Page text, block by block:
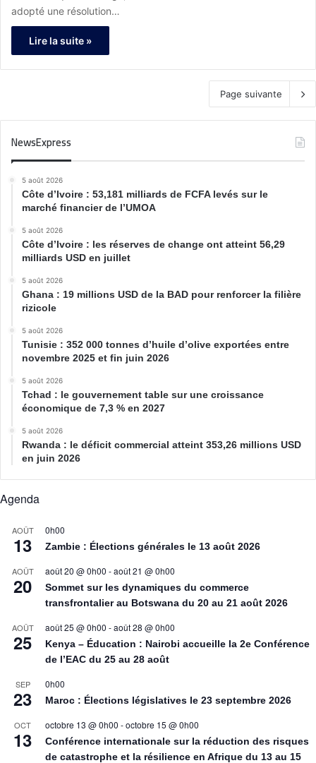
adopté une résolution…
Lire la suite »
Page suivante
NewsExpress
5 août 2026
Côte d’Ivoire : 53,181 milliards de FCFA levés sur le
marché financier de l’UMOA
5 août 2026
Côte d’Ivoire : les réserves de change ont atteint 56,29
milliards USD en juillet
5 août 2026
Ghana : 19 millions USD de la BAD pour renforcer la filière
rizicole
5 août 2026
Tunisie : 352 000 tonnes d’huile d’olive exportées entre
novembre 2025 et fin juin 2026
5 août 2026
Tchad : le gouvernement table sur une croissance
économique de 7,3 % en 2027
5 août 2026
Rwanda : le déficit commercial atteint 353,26 millions USD
en juin 2026
Agenda
AOÛT
13
0h00
Zambie : Élections générales le 13 août 2026
AOÛT
20
août 20 @ 0h00 -août 21 @ 0h00
Sommet sur les dynamiques du commerce
transfrontalier au Botswana du 20 au 21 août 2026
AOÛT
25
août 25 @ 0h00 -août 28 @ 0h00
Kenya – Éducation : Nairobi accueille la 2e Conférence
de l’EAC du 25 au 28 août
SEP
23
0h00
Maroc : Élections législatives le 23 septembre 2026
OCT
13
octobre 13 @ 0h00 -octobre 15 @ 0h00
Conférence internationale sur la réduction des risques
de catastrophe et la résilience en Afrique du 13 au 15